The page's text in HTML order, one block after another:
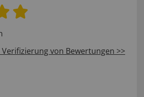
von Bewertungen >>